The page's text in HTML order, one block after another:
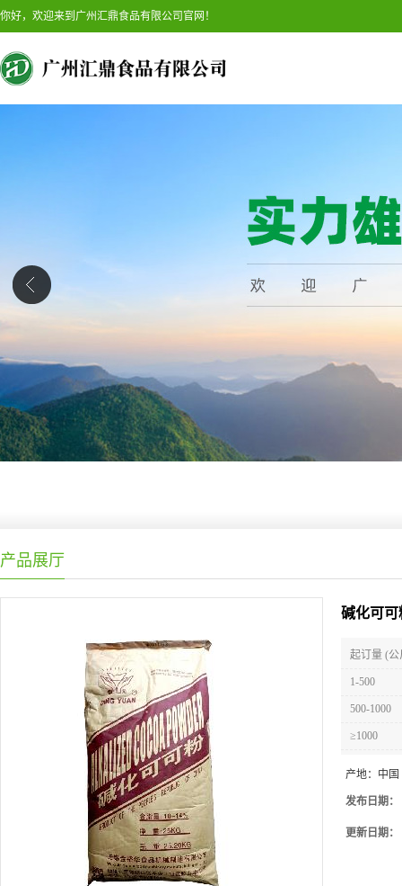
你好，欢迎来到广州汇鼎食品有限公司官网！
产品展厅
碱化可可
起订量 (公
1-500
500-1000
≥1000
产地： 中国
发布日期：
更新日期：